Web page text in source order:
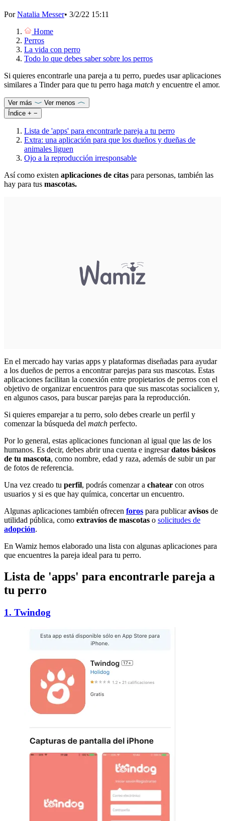
PorNatalia Messer• 3/2/22 15:11
Home
Perros
La vida con perro
Todo lo que debes saber sobre los perros
Si quieres encontrarle una pareja a tu perro, puedes usar aplicaciones
similares a Tinder para que tu perro haga match y encuentre el amor.
Ver más
Ver menos
Índice + −
Lista de 'apps' para encontrarle pareja a tu perro
Extra: una aplicación para que los dueños y dueñas de
animales liguen
Ojo a la reproducción irresponsable
Así como existen aplicaciones de citas para personas, también las
hay para tus mascotas.
En el mercado hay varias apps y plataformas diseñadas para ayudar
a los dueños de perros a encontrar parejas para sus mascotas. Estas
aplicaciones facilitan la conexión entre propietarios de perros con el
objetivo de organizar encuentros para que sus mascotas socialicen y,
en algunos casos, para buscar parejas para la reproducción.
Si quieres emparejar a tu perro, solo debes crearle un perfil y
comenzar la búsqueda del match perfecto.
Por lo general, estas aplicaciones funcionan al igual que las de los
humanos. Es decir, debes abrir una cuenta e ingresardatos básicos
de tu mascota, como nombre, edad y raza, además de subir un par
de fotos de referencia.
Una vez creado tu perfil, podrás comenzar a chatear con otros
usuarios y si es que hay química, concertar un encuentro.
Algunas aplicaciones también ofrecen foros para publicaravisos de
utilidad pública, como extravíos de mascotas o solicitudes de
adopción.
En Wamiz hemos elaborado una lista con algunas aplicaciones para
que encuentres la pareja ideal para tu perro.
Lista de 'apps' para encontrarle pareja a
tu perro
1. Twindog